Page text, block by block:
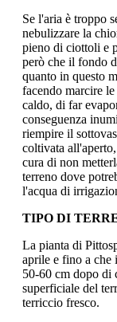
Se l'aria è troppo
nebulizzare la
pieno di ciottoli e
però che il fondo
quanto in questo
facendo marcire
caldo, di far
conseguenza
riempire il
coltivata
cura di non
terreno dove
l'acqua di
TIPO DI
La pianta di
aprile e fino a che
50-60 cm dopo di
superficiale del
terriccio fresco.